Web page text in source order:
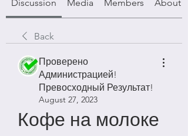
Discussion Media Members About
Back
Проверено
Администрацией!
Превосходный Результат!
August 27, 2023
Кофе на молоке